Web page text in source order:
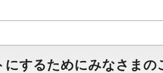
にするためにみなさまの